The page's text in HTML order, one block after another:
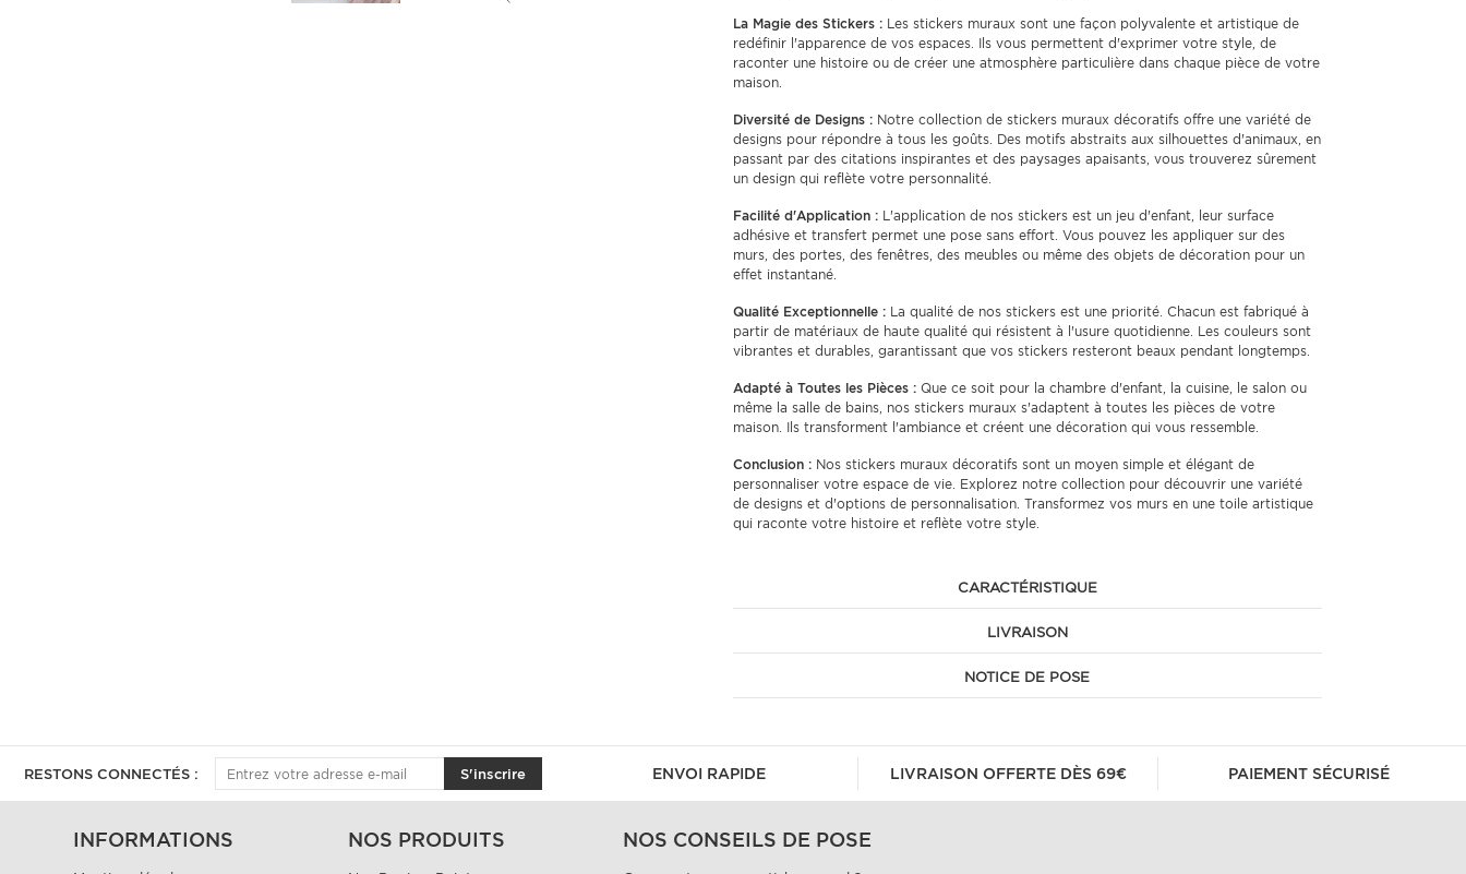
La Magie des Stickers : Les stickers muraux sont une façon polyvalente et artistique de
redéfinir l'apparence de vos espaces. Ils vous permettent d'exprimer votre style, de
raconter une histoire ou de créer une atmosphère particulière dans chaque pièce de votre
maison.
Diversité de Designs : Notre collection de stickers muraux décoratifs offre une variété de
designs pour répondre à tous les goûts. Des motifs abstraits aux silhouettes d'animaux, en
passant par des citations inspirantes et des paysages apaisants, vous trouverez sûrement
un design qui reflète votre personnalité.
Facilité d'Application : L'application de nos stickers est un jeu d'enfant, leur surface
adhésive et transfert permet une pose sans effort. Vous pouvez les appliquer sur des
murs, des portes, des fenêtres, des meubles ou même des objets de décoration pour un
effet instantané.
Qualité Exceptionnelle : La qualité de nos stickers est une priorité. Chacun est fabriqué à
partir de matériaux de haute qualité qui résistent à l'usure quotidienne. Les couleurs sont
vibrantes et durables, garantissant que vos stickers resteront beaux pendant longtemps.
Adapté à Toutes les Pièces : Que ce soit pour la chambre d'enfant, la cuisine, le salon ou
même la salle de bains, nos stickers muraux s'adaptent à toutes les pièces de votre
maison. Ils transforment l'ambiance et créent une décoration qui vous ressemble.
Conclusion : Nos stickers muraux décoratifs sont un moyen simple et élégant de
personnaliser votre espace de vie. Explorez notre collection pour découvrir une variété
de designs et d'options de personnalisation. Transformez vos murs en une toile artistique
qui raconte votre histoire et reflète votre style.
CARACTÉRISTIQUE
LIVRAISON
NOTICE DE POSE
RESTONS CONNECTÉS : S'inscrire ENVOI RAPIDE LIVRAISON OFFERTE DÈS 69€ PAIEMENT SÉCURISÉ
INFORMATIONS NOS PRODUITS NOS CONSEILS DE POSE